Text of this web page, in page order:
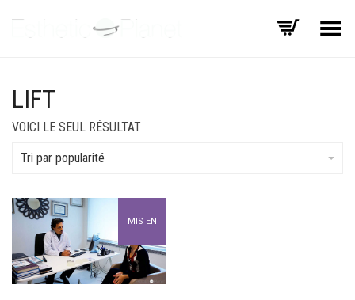
Basculer le menu
LIFT
VOICI LE SEUL RÉSULTAT
Tri par popularité
MIS EN
AVANT